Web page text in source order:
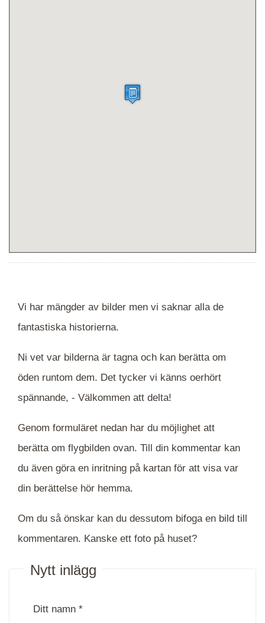
Vi har mängder av bilder men vi saknar alla de
fantastiska historierna.
Ni vet var bilderna är tagna och kan berätta om
öden runtom dem. Det tycker vi känns oerhört
spännande, - Välkommen att delta!
Genom formuläret nedan har du möjlighet att
berätta om flygbilden ovan. Till din kommentar kan
du även göra en inritning på kartan för att visa var
din berättelse hör hemma.
Om du så önskar kan du dessutom bifoga en bild till
kommentaren. Kanske ett foto på huset?
Nytt inlägg
Ditt namn *